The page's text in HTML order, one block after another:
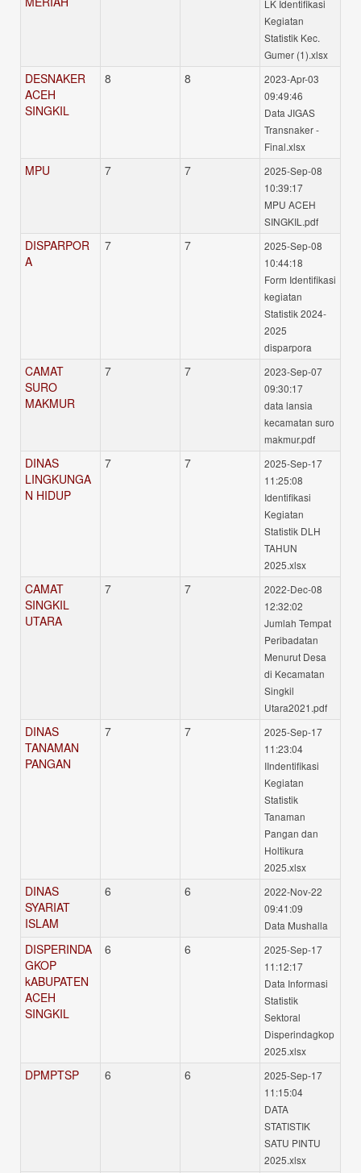
LK Identifikasi
Kegiatan
Statistik Kec.
Gumer (1).xlsx
DESNAKER
ACEH
SINGKIL
8 8
2023-Apr-03
09:49:46
Data JIGAS
Transnaker -
Final.xlsx
MPU 7 7
2025-Sep-08
10:39:17
MPU ACEH
SINGKIL.pdf
DISPARPOR
A
7 7
2025-Sep-08
10:44:18
Form Identifikasi
kegiatan
Statistik 2024-
2025
disparpora
CAMAT
SURO
MAKMUR
7 7
2023-Sep-07
09:30:17
data lansia
kecamatan suro
makmur.pdf
DINAS
LINGKUNGA
N HIDUP
7 7
2025-Sep-17
11:25:08
Identifikasi
Kegiatan
Statistik DLH
TAHUN
2025.xlsx
CAMAT
SINGKIL
UTARA
7 7
2022-Dec-08
12:32:02
Jumlah Tempat
Peribadatan
Menurut Desa
di Kecamatan
Singkil
Utara2021.pdf
DINAS
TANAMAN
PANGAN
7 7
2025-Sep-17
11:23:04
IIndentifikasi
Kegiatan
Statistik
Tanaman
Pangan dan
Holtikura
2025.xlsx
DINAS
SYARIAT
ISLAM
6 6
2022-Nov-22
09:41:09
Data Mushalla
DISPERINDA
GKOP
kABUPATEN
ACEH
SINGKIL
6 6
2025-Sep-17
11:12:17
Data Informasi
Statistik
Sektoral
Disperindagkop
2025.xlsx
DPMPTSP 6 6
2025-Sep-17
11:15:04
DATA
STATISTIK
SATU PINTU
2025.xlsx